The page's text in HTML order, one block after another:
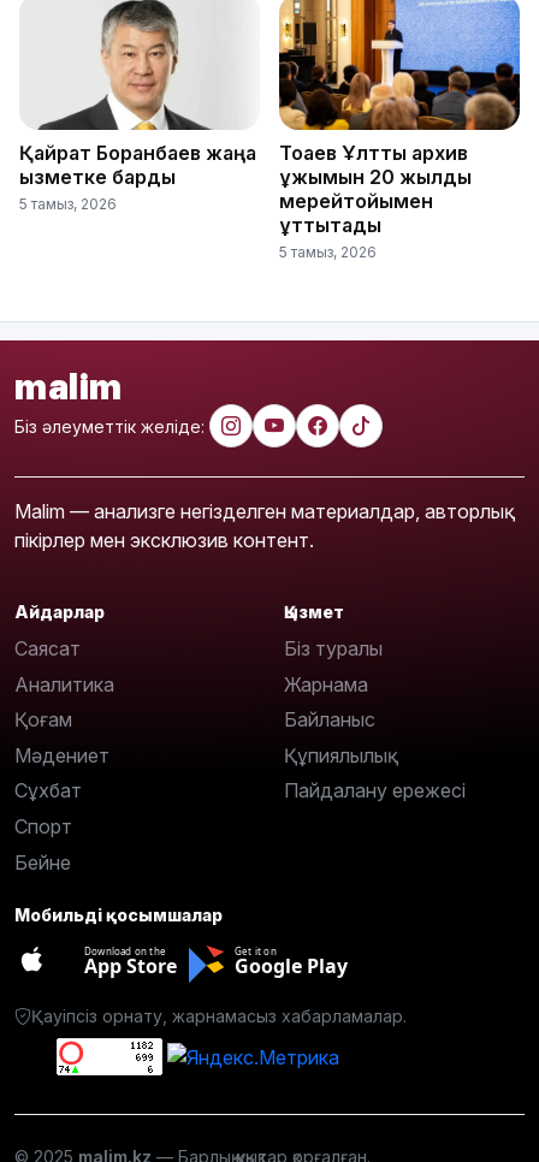
Қайрат Боранбаев жаңа
қызметке барды
5 тамыз, 2026
Тоқаев Ұлттық архив
ұжымын 20 жылдық
мерейтойымен
құттықтады
5 тамыз, 2026
malim
Біз әлеуметтік желіде:
Malim — анализге негізделген материалдар, авторлық
пікірлер мен эксклюзив контент.
Айдарлар
Саясат
Аналитика
Қоғам
Мәдениет
Сұхбат
Спорт
Бейне
Қызмет
Біз туралы
Жарнама
Байланыс
Құпиялылық
Пайдалану ережесі
Мобильді қосымшалар
Download on the
App Store
Get it on
Google Play
Қауіпсіз орнату, жарнамасыз хабарламалар.
© 2025 malim.kz — Барлық құқықтар қорғалған.